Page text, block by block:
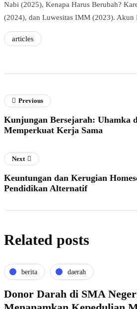
Nabi (2025), Kenapa Harus Berubah?
(2024), dan Luwesitas IMM (2023). Akun
articles
Previous
Kunjungan Bersejarah: Uhamka
Memperkuat Kerja Sama
Next
Keuntungan dan Kerugian
Pendidikan Alternatif
Related posts
berita daerah
Donor Darah di SMA